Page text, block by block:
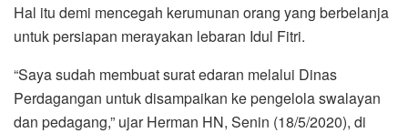
Hal itu demi mencegah kerumunan orang yang berbelanja
untuk persiapan merayakan lebaran Idul Fitri.
“Saya sudah membuat surat edaran melalui Dinas
Perdagangan untuk disampaikan ke pengelola swalayan
dan pedagang,” ujar Herman HN, Senin (18/5/2020), di